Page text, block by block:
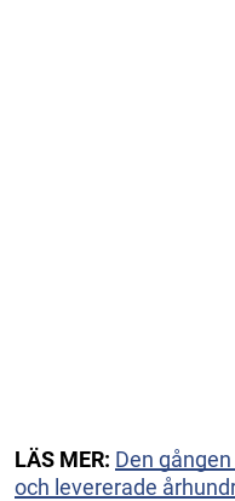
LÄS MER: Den
och levererade